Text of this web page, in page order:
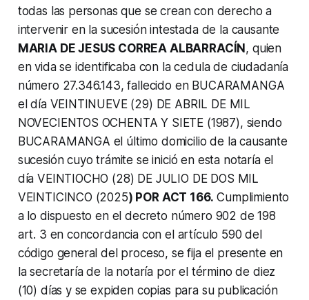
todas las personas que se crean con derecho a
intervenir en la sucesión intestada de la causante
MARIA DE JESUS CORREA ALBARRACÍN, quien
en vida se identificaba con la cedula de ciudadanía
número 27.346.143, fallecido en BUCARAMANGA
el día VEINTINUEVE (29) DE ABRIL DE MIL
NOVECIENTOS OCHENTA Y SIETE (1987), siendo
BUCARAMANGA el último domicilio de la causante
sucesión cuyo trámite se inició en esta notaría el
día VEINTIOCHO (28) DE JULIO DE DOS MIL
VEINTICINCO (2025) POR ACT 166. Cumplimiento
a lo dispuesto en el decreto número 902 de 198
art. 3 en concordancia con el artículo 590 del
código general del proceso, se fija el presente en
la secretaría de la notaría por el término de diez
(10) días y se expiden copias para su publicación